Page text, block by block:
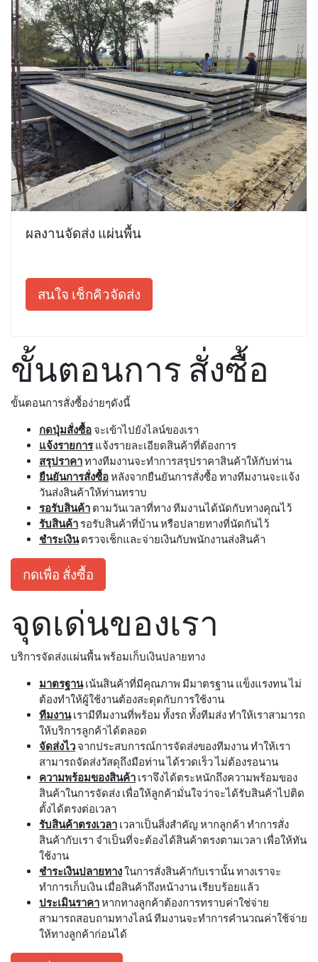
ผลงานจัดส่ง แผ่นพื้น
สนใจ เช็กคิวจัดส่ง
ขั้นตอนการ สั่งซื้อ
ขั้นตอนการสั่งซื้อง่ายๆดังนี้
กดปุ่มสั่งซื้อ จะเข้าไปยังไลน์ของเรา
แจ้งรายการแจ้งรายละเอียดสินค้าที่ต้องการ
สรุปราคาทางทีมงานจะทำการสรุปราคาสินค้าให้กับท่าน
ยืนยันการสั่งซื้อหลังจากยืนยันการสั่งซื้อ ทางทีมงานจะแจ้ง
วันส่งสินค้าให้ท่านทราบ
รอรับสินค้า ตามวันเวลาที่ทาง ทีมงานได้นัดกับทางคุณไว้
รับสินค้า รอรับสินค้าที่บ้าน หรือปลายทางที่นัดกันไว้
ชำระเงินตรวจเช็กและจ่ายเงินกับพนักงานส่งสินค้า
กดเพื่อ สั่งซื้อ
จุดเด่นของเรา
บริการจัดส่งแผ่นพื้น พร้อมเก็บเงินปลายทาง
มาตรฐานเน้นสินค้าที่มีคุณภาพ มีมาตรฐาน แข็งแรงทน ไม่
ต้องทำให้ผู้ใช้งานต้องสะดุดกับการใช้งาน
ทีมงานเรามีทีมงานที่พร้อม ทั้งรถ ทั้งทีมส่ง ทำให้เราสามารถ
ให้บริการลูกค้าได้ตลอด
จัดส่งไว จากประสบการณ์การจัดส่งของทีมงาน ทำให้เรา
สามารถจัดส่งวัสดุถึงมือท่าน ได้รวดเร็ว ไม่ต้องรอนาน
ความพร้อมของสินค้า เราจึงได้ตระหนักถึงความพร้อมของ
สินค้าในการจัดส่ง เพื่อให้ลูกค้ามั่นใจว่าจะได้รับสินค้าไปติด
ตั้งได้ตรงต่อเวลา
รับสินค้าตรงเวลา เวลาเป็นสิ่งสำคัญ หากลูกค้า ทำการสั่ง
สินค้ากับเรา จำเป็นที่จะต้องได้สินค้าตรงตามเวลา เพื่อให้ทัน
ใช้งาน
ชำระเงินปลายทางในการสั่งสินค้ากับเรานั้น ทางเราจะ
ทำการเก็บเงิน เมื่อสินค้าถึงหน้างาน เรียบร้อยแล้ว
ประเมินราคาหากทางลูกค้าต้องการทราบค่าใช่จ่าย
สามารถสอบถามทางไลน์ ทีมงานจะทำการคำนวณค่าใช้จ่าย
ให้ทางลูกค้าก่อนได้